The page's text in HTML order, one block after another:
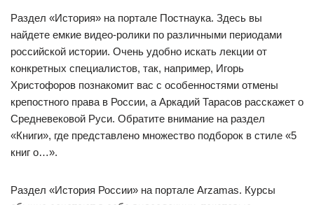
Раздел «История» на портале Постнаука. Здесь вы
найдете емкие видео-ролики по различными периодами
российской истории. Очень удобно искать лекции от
конкретных специалистов, так, например, Игорь
Христофоров познакомит вас с особенностями отмены
крепостного права в России, а Аркадий Тарасов расскажет о
Средневековой Руси. Обратите внимание на раздел
«Книги», где представлено множество подборок в стиле «5
книг о…».
Раздел «История России» на портале Arzamas. Курсы